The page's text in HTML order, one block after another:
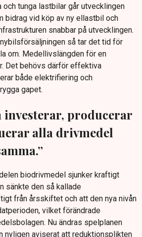
och tunga lastbilar går utvecklingen
bidrag vid köp av ny ellastbil och
snabbar på utvecklingen.
så tar det tid för
om. Medellivslängden för en
Det behövs därför effektiva
både elektrifiering och
gapet.
investerar, producerar
alla drivmedel
biodrivmedel sjunker kraftigt
sänkte den så kallade
från årsskiftet och att den nya nivån
vilket förändrade
Nu ändras spelplanen
nyligen aviserat att reduktionsplikten